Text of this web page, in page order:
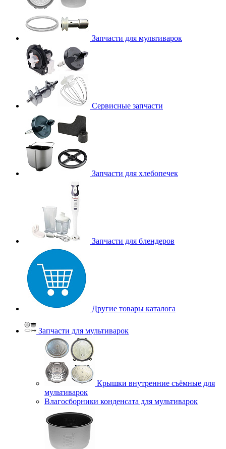
Запчасти для мультиварок
Сервисные запчасти
Запчасти для хлебопечек
Запчасти для блендеров
Другие товары каталога
Запчасти для мультиварок
Крышки внутренние съёмные для
мультиварок
Влагосборники конденсата для мультиварок